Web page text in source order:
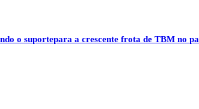
o suportepara a crescente frota de TBM no